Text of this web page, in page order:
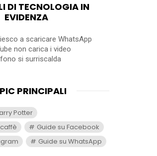
DI TECNOLOGIA IN
EVIDENZA
a scaricare WhatsApp
non carica i video
si surriscalda
PRINCIPALI
Potter
Guide su Facebook
Guide su WhatsApp